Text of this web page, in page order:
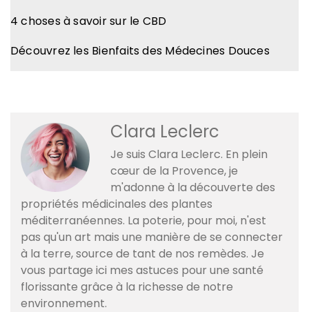
4 choses à savoir sur le CBD
Découvrez les Bienfaits des Médecines Douces
Clara Leclerc
Je suis Clara Leclerc. En plein
cœur de la Provence, je
m'adonne à la découverte des
propriétés médicinales des plantes
méditerranéennes. La poterie, pour moi, n'est
pas qu'un art mais une manière de se connecter
à la terre, source de tant de nos remèdes. Je
vous partage ici mes astuces pour une santé
florissante grâce à la richesse de notre
environnement.